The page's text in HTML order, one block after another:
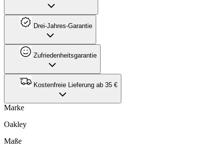
Drei-Jahres-Garantie
Zufriedenheitsgarantie
Kostenfreie Lieferung ab 35 €
Marke
Oakley
Maße